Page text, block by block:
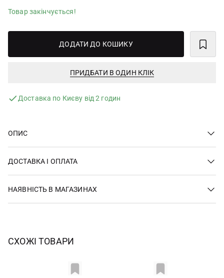
Товар закінчується!
ДОДАТИ ДО КОШИКУ
ПРИДБАТИ В ОДИН КЛІК
Доставка по Києву від 2 годин
ОПИС
ДОСТАВКА І ОПЛАТА
НАЯВНІСТЬ В МАГАЗИНАХ
СХОЖІ ТОВАРИ